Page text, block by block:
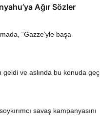
Ağır Sözler
“Gazze’yle başa
geldi ve aslında bu konuda geç
savaş kampanyasını